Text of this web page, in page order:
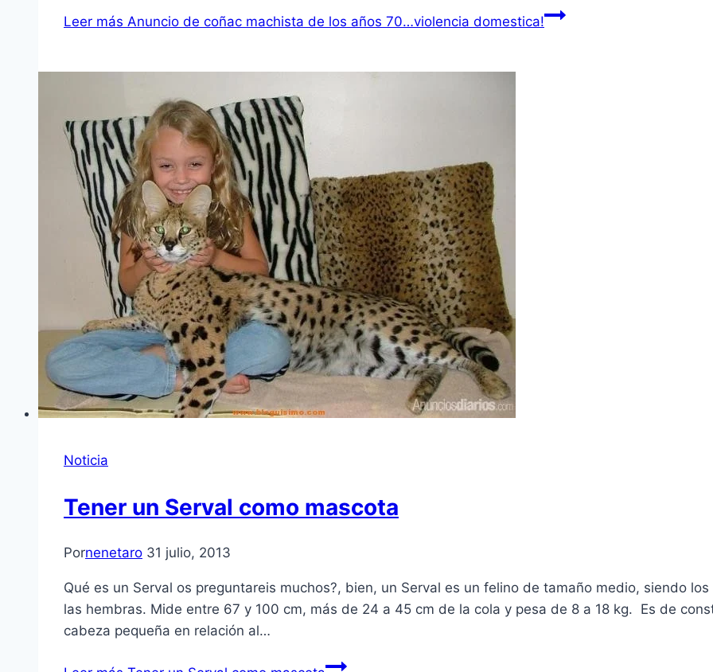
Leer más Anuncio de coñac machista de los años 70…violencia domestica!
Noticia
Tener un Serval como mascota
Pornenetaro 31 julio, 2013
Qué es un Serval os preguntareis muchos?, bien, un Serval es un felino de tamaño medio, siendo
las hembras. Mide entre 67 y 100 cm, más de 24 a 45 cm de la cola y pesa de 8 a 18 kg. Es de
cabeza pequeña en relación al…